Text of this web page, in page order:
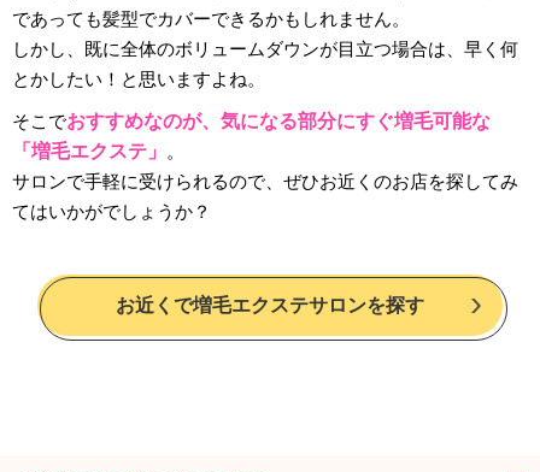
であっても髪型でカバーできるかもしれません。
しかし、既に全体のボリュームダウンが目立つ場合は、早く何
とかしたい！と思いますよね。
そこでおすすめなのが、気になる部分にすぐ増毛可能な
「増毛エクステ」
。
サロンで手軽に受けられるので、ぜひお近くのお店を探してみ
てはいかがでしょうか？
お近くで増毛エクステサロンを探す